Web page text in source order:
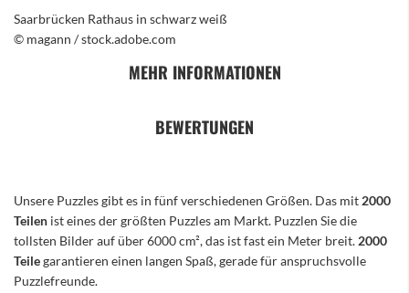
Saarbrücken Rathaus in schwarz weiß
© magann / stock.adobe.com
MEHR INFORMATIONEN
BEWERTUNGEN
Unsere Puzzles gibt es in fünf verschiedenen Größen. Das mit 2000
Teilen ist eines der größten Puzzles am Markt. Puzzlen Sie die
tollsten Bilder auf über 6000 cm², das ist fast ein Meter breit. 2000
Teilegarantieren einen langen Spaß, gerade für anspruchsvolle
Puzzlefreunde.